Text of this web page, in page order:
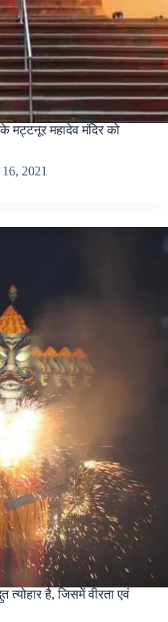
मट्टनूर महादेव मंदिर को
2021
त्योहार है, जिसमें वीरता एवं